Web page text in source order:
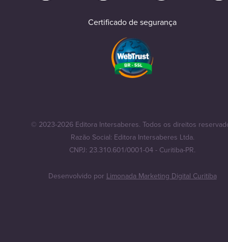
Certificado de segurança
© 2023-2026 Editora Intersaberes. Todos os direitos
Razão Social: Editora Intersaberes Ltda.
CNPJ: 23.310.601/0001-04 - Curitiba-PR.
Desenvolvido porLimonada Marketing Digital Curitiba